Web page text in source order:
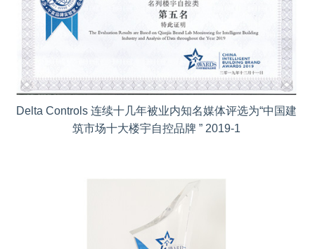
Delta Controls 连续十几年被业内知名媒体评选为“中国建
筑市场十大楼宇自控品牌 ” 2019-1